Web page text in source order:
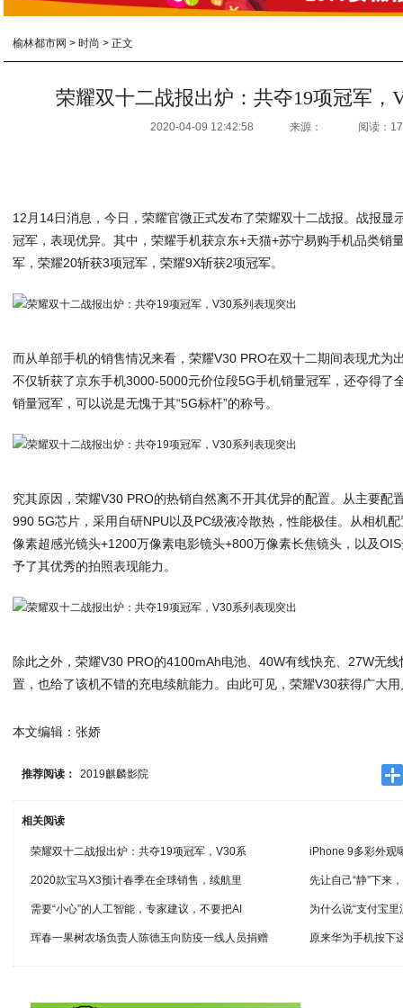
榆林都市网 > 时尚 > 正文
荣耀双十二战报出炉：共夺19项冠军，
2020-04-09 12:42:58 来源： 阅读：
12月14日消息，今日，荣耀官微正式发布了荣耀双十二战报。战报显
冠军，表现优异。其中，荣耀手机获京东+天猫+苏宁易购手机品类销
军，荣耀20斩获3项冠军，荣耀9X斩获2项冠军。
而从单部手机的销售情况来看，荣耀V30 PRO在双十二期间表现尤为
不仅斩获了京东手机3000-5000元价位段5G手机销量冠军，还夺得了
销量冠军，可以说是无愧于其“5G标杆”的称号。
究其原因，荣耀V30 PRO的热销自然离不开其优异的配置。从主要配
990 5G芯片，采用自研NPU以及PC级液冷散热，性能极佳。从相机
像素超感光镜头+1200万像素电影镜头+800万像素长焦镜头，以及
予了其优秀的拍照表现能力。
除此之外，荣耀V30 PRO的4100mAh电池、40W有线快充、27W无
置，也给了该机不错的充电续航能力。由此可见，荣耀V30获得广大
本文编辑：张娇
推荐阅读： 2019麒麟影院
相关阅读
荣耀双十二战报出炉：共夺19项冠军，V30系 iPhone 9多彩外观
2020款宝马X3预计春季在全球销售，续航里 先让自己“静”下来
需要“小心”的人工智能，专家建议，不要把AI 为什么说“支付宝
珲春一果树农场负责人陈德玉向防疫一线人员捐赠 原来华为手机按下